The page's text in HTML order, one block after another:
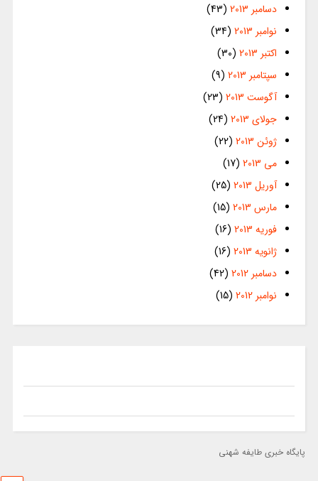
دسامبر 2013
(43)
نوامبر 2013
(34)
اکتبر 2013
(30)
سپتامبر 2013
(9)
آگوست 2013
(23)
جولای 2013
(24)
ژوئن 2013
(22)
می 2013
(17)
آوریل 2013
(25)
مارس 2013
(15)
فوریه 2013
(16)
ژانویه 2013
(16)
دسامبر 2012
(42)
نوامبر 2012
(15)
پایگاه خبری طایفه شهنی